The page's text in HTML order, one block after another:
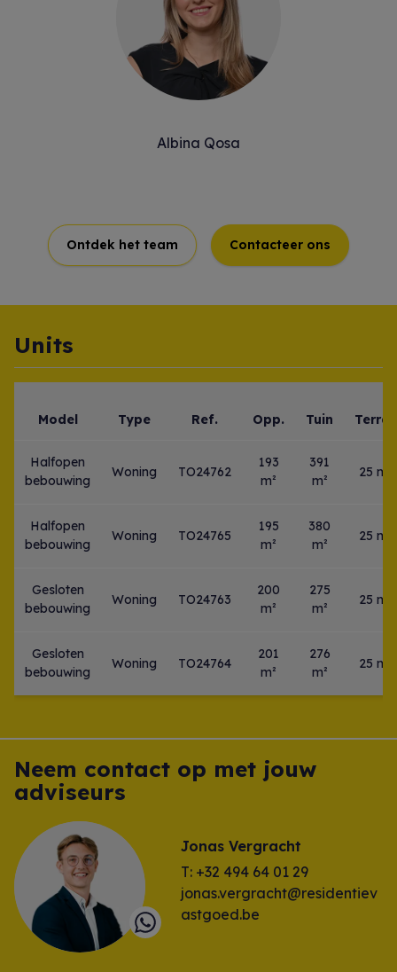
Albina Qosa
Ontdek het team Contacteer ons
Units
Model Type Ref. Opp. Tuin Terras
Halfopen
bebouwing
Woning TO24762
193
m²
391
m²
25 m²
Halfopen
bebouwing
Woning TO24765
195
m²
380
m²
25 m²
Gesloten
bebouwing
Woning TO24763
200
m²
275
m²
25 m²
Gesloten
bebouwing
Woning TO24764
201
m²
276
m²
25 m²
Neem contact op met jouw
adviseurs
Jonas Vergracht
T: +32 494 64 01 29
jonas.vergracht@residentiev
astgoed.be